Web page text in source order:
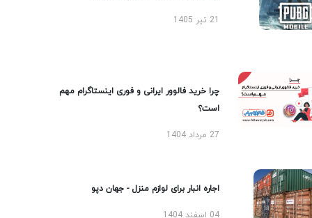
چرا خرید فالوور ایرانی و فوری اینستاگرام مهم
است؟
27 مرداد 1404
اجاره انبار برای لوازم منزل - جهان دپو
04 اسفند 1404